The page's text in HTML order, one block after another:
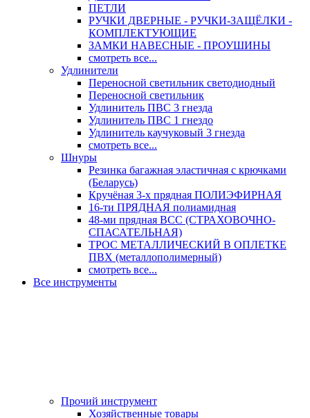
ПЕТЛИ
РУЧКИ ДВЕРНЫЕ - РУЧКИ-ЗАЩЁЛКИ -
КОМПЛЕКТУЮЩИЕ
ЗАМКИ НАВЕСНЫЕ - ПРОУШИНЫ
смотреть все...
Удлинители
Переносной светильник светодиодный
Переносной светильник
Удлинитель ПВС 3 гнезда
Удлинитель ПВС 1 гнездо
Удлинитель каучуковый 3 гнезда
смотреть все...
Шнуры
Резинка багажная эластичная с крючками
(Беларусь)
Кручёная 3-х прядная ПОЛИЭФИРНАЯ
16-ти ПРЯДНАЯ полиамидная
48-ми прядная ВСС (СТРАХОВОЧНО-
СПАСАТЕЛЬНАЯ)
ТРОС МЕТАЛЛИЧЕСКИЙ В ОПЛЕТКЕ
ПВХ (металлополимерный)
смотреть все...
Все инструменты
Прочий инструмент
Хозяйственные товары